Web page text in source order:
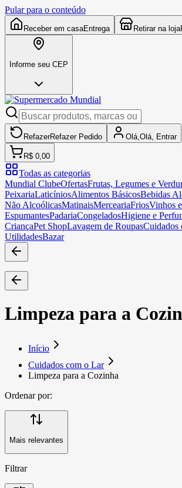
Pular para o conteúdo
Receber em casaEntrega Retirar na loja
Informe seu CEP
RefazerRefazer Pedido Olá, Olá, Entrar
R$ 0,00
Todas as categorias
Mundial ClubeOfertasFrutas, Legumes e
PeixariaLaticíniosAlimentos BásicosBebidas
Não AlcoólicasMatinaisMerceariaFriosVinhos e
EspumantesPadariaCongeladosHigiene e
CriançaPet ShopLavagem de RoupasCuidados
UtilidadesBazar
Limpeza para a
Início
Cuidados com o Lar
Limpeza para a Cozinha
Ordenar por:
Mais relevantes
Filtrar